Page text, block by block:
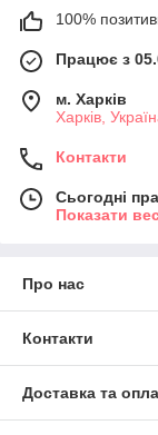
100%
Працює з
м. Харків
Харків,
Контакти
Сьогодні
Показати
Про нас
Контакти
Доставка та